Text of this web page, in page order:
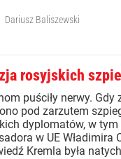
Dariusz Baliszewski
rosyjskich
puściły nerwy. Gdy
pod zarzutem
dyplomatów, w tym
w UE Władimira
Kremla była